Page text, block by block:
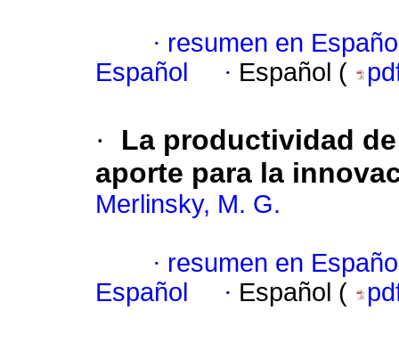
· resumen en
Español
· Español (
·
La productividad
aporte para la
Merlinsky, M. G.
· resumen en
Español
· Español (